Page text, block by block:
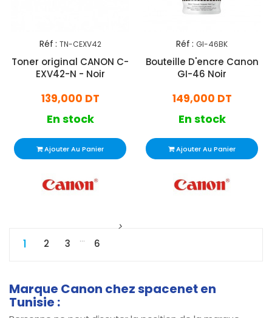
Réf : TN-CEXV42
Toner original CANON C-
EXV42-N - Noir
139,000 DT
En stock
Ajouter Au Panier
Réf : GI-46BK
Bouteille D'encre Canon
GI-46 Noir
149,000 DT
En stock
Ajouter Au Panier
1 2 3 … 6
Marque Canon chez spacenet en
Tunisie :